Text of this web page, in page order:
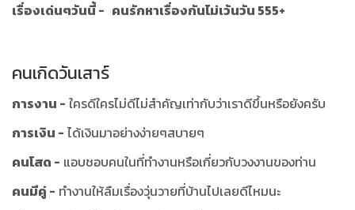
เรื่องเด่นๆวันนี้ - คนรักหาเรื่องกันไม่เว้นวัน 555+
คนเกิดวันเสาร์
การงาน - ใครดีใครไม่ดีไม่สำคัญเท่ากับว่าเราดีขึ้นหรือยังครับ
การเงิน - ได้เงินมาอย่างง่ายๆสบายๆ
คนโสด - แอบชอบคนในที่ทำงานหรือเกี่ยวกับวงงานของท่าน
คนมีคู่ - ทำงานให้ลืมเรื่องวุ่นวายที่บ้านไปเลยดีไหมนะ